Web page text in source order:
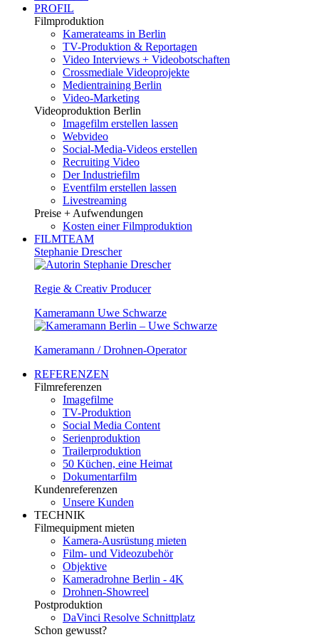
PROFIL
Filmproduktion
Kamerateams in Berlin
TV-Produktion & Reportagen
Video Interviews + Videobotschaften
Crossmediale Videoprojekte
Medientraining Berlin
Video-Marketing
Videoproduktion Berlin
Imagefilm erstellen lassen
Webvideo
Social-Media-Videos erstellen
Recruiting Video
Der Industriefilm
Eventfilm erstellen lassen
Livestreaming
Preise + Aufwendungen
Kosten einer Filmproduktion
FILMTEAM
Stephanie Drescher
Regie & Creativ Producer
Kameramann Uwe Schwarze
Kameramann / Drohnen-Operator
REFERENZEN
Filmreferenzen
Imagefilme
TV-Produktion
Social Media Content
Serienproduktion
Trailerproduktion
50 Küchen, eine Heimat
Dokumentarfilm
Kundenreferenzen
Unsere Kunden
TECHNIK
Filmequipment mieten
Kamera-Ausrüstung mieten
Film- und Videozubehör
Objektive
Kameradrohne Berlin - 4K
Drohnen-Showreel
Postproduktion
DaVinci Resolve Schnittplatz
Schon gewusst?